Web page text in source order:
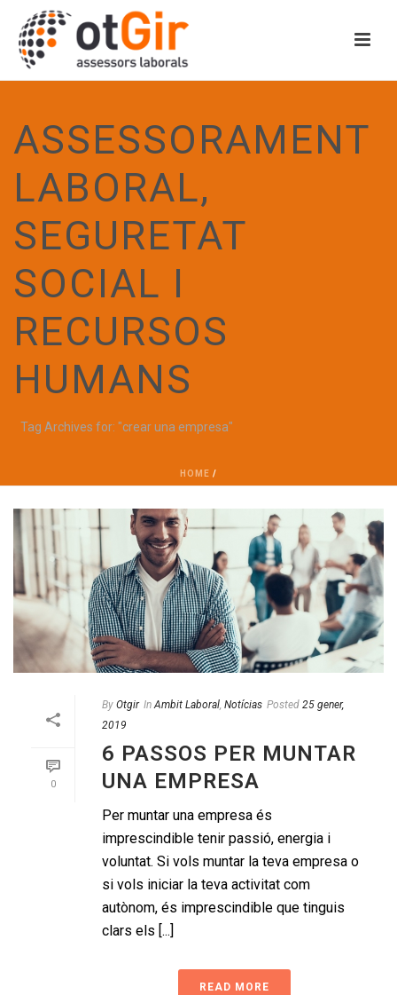
ASSESSORAMENT
LABORAL,
SEGURETAT
SOCIAL I
RECURSOS
HUMANS
Tag Archives for: "crear una empresa"
HOME /
0
By Otgir In Ambit Laboral Notícias Posted 25 gener,
2019
6 PASSOS PER MUNTAR
UNA EMPRESA
Per muntar una empresa és
imprescindible tenir passió, energia i
voluntat. Si vols muntar la teva empresa o
si vols iniciar la teva activitat com
autònom, és imprescindible que tinguis
clars els [...]
READ MORE